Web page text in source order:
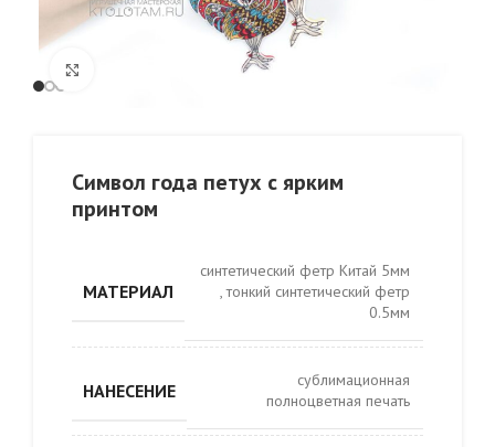
Символ года петух с ярким
принтом
МАТЕРИАЛ
синтетический фетр Китай 5мм
,тонкий синтетический фетр
0.5мм
НАНЕСЕНИЕ
сублимационная
полноцветная печать